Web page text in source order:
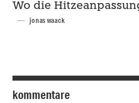
Wo die
jonas waack
kommentare